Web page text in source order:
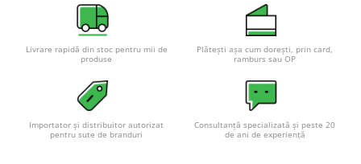
Statii de incarcare
Cabluri de incarcare vehicule
electrice
Turbine eoliene pentru casă
Livrare rapidă din stoc pentru mii de
produse
Plătești așa cum dorești, prin card,
ramburs sau OP
Importator și distribuitor autorizat
pentru sute de branduri
Consultanță specializată și peste 20
de ani de experiență